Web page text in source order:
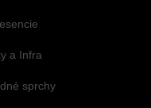
a Infra
sprchy